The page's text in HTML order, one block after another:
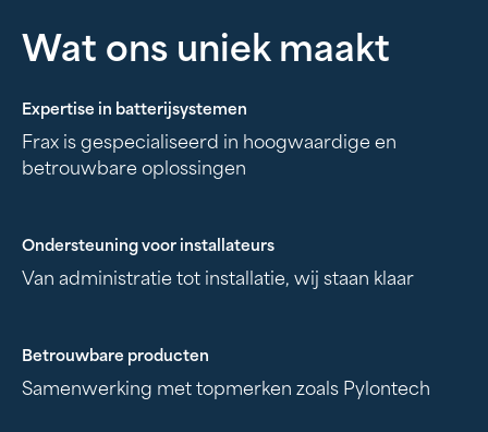
Wat ons uniek maakt
Expertise in batterijsystemen
Frax is gespecialiseerd in hoogwaardige en
betrouwbare oplossingen
Ondersteuning voor installateurs
Van administratie tot installatie, wij staan klaar
Betrouwbare producten
Samenwerking met topmerken zoals Pylontech